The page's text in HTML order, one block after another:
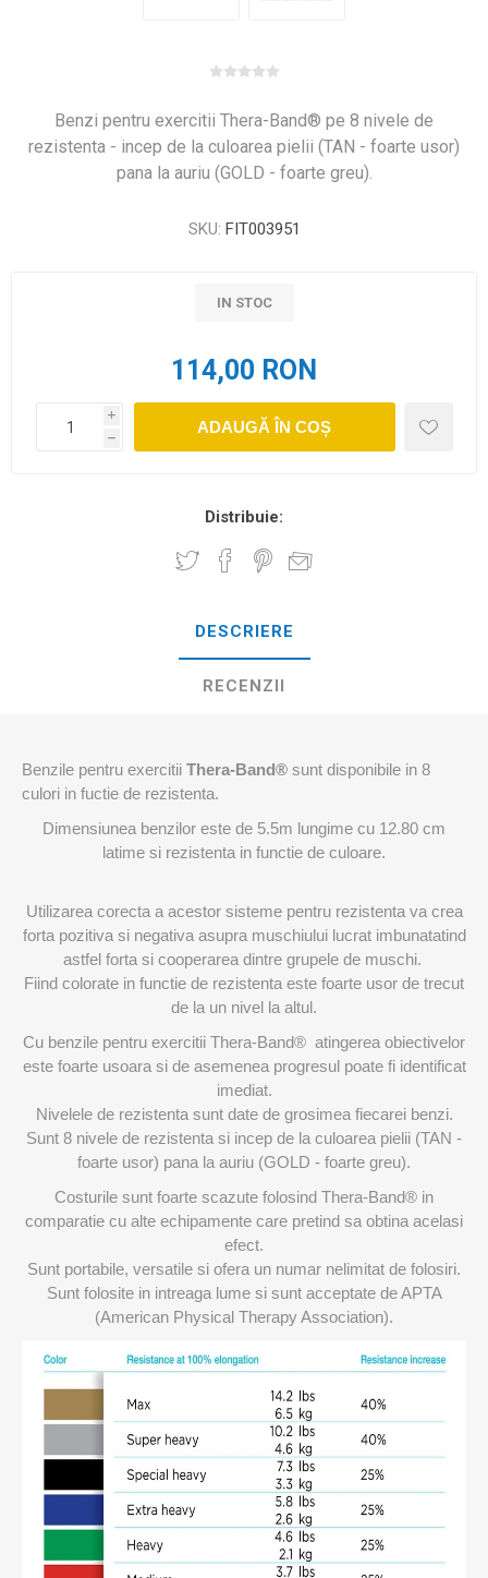
Benzi pentru exercitii Thera-Band® pe 8 nivele de
rezistenta - incep de la culoarea pielii (TAN - foarte usor)
pana la auriu (GOLD - foarte greu).
SKU: FIT003951
IN STOC
114,00 RON
i
h
ADAUGĂ ÎN COȘ
Distribuie:
DESCRIERE
RECENZII
Benzile pentru exercitii Thera-Band® sunt disponibile in 8
culori in fuctie de rezistenta.
Dimensiunea benzilor este de 5.5m lungime cu 12.80 cm
latime si rezistenta in functie de culoare.
Utilizarea corecta a acestor sisteme pentru rezistenta va crea
forta pozitiva si negativa asupra muschiului lucrat imbunatatind
astfel forta si cooperarea dintre grupele de muschi.
Fiind colorate in functie de rezistenta este foarte usor de trecut
de la un nivel la altul.
Cu benzile pentru exercitii Thera-Band® atingerea obiectivelor
este foarte usoara si de asemenea progresul poate fi identificat
imediat.
Nivelele de rezistenta sunt date de grosimea fiecarei benzi.
Sunt 8 nivele de rezistenta si incep de la culoarea pielii (TAN -
foarte usor) pana la auriu (GOLD - foarte greu).
Costurile sunt foarte scazute folosind Thera-Band® in
comparatie cu alte echipamente care pretind sa obtina acelasi
efect.
Sunt portabile, versatile si ofera un numar nelimitat de folosiri.
Sunt folosite in intreaga lume si sunt acceptate de APTA
(American Physical Therapy Association).